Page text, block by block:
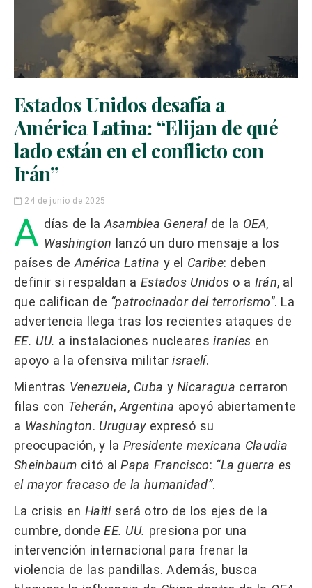
Estados Unidos desafía a
América Latina: “Elijan de qué
lado están en el conflicto con
Irán”
24 de junio de 2025
A días de la Asamblea Generalde la OEA,
Washington lanzó un duro mensaje a los
países deAmérica Latina y el Caribe: deben
definir si respaldan a Estados Unidos o a Irán, al
que califican de “patrocinador del terrorismo”. La
advertencia llega tras los recientes ataques de
EE. UU. a instalaciones nuclearesiraníes en
apoyo a la ofensiva militar israelí.
Mientras Venezuela, Cuba yNicaragua cerraron
filas con Teherán, Argentina apoyó abiertamente
a Washington. Uruguayexpresó su
preocupación, y la Presidente mexicana Claudia
Sheinbaum citó alPapa Francisco: “La guerra es
el mayor fracaso de la humanidad”.
La crisis en Haitíserá otro de los ejes de la
cumbre, dondeEE. UU. presiona por una
intervención internacional para frenar la
violencia de las pandillas. Además, busca